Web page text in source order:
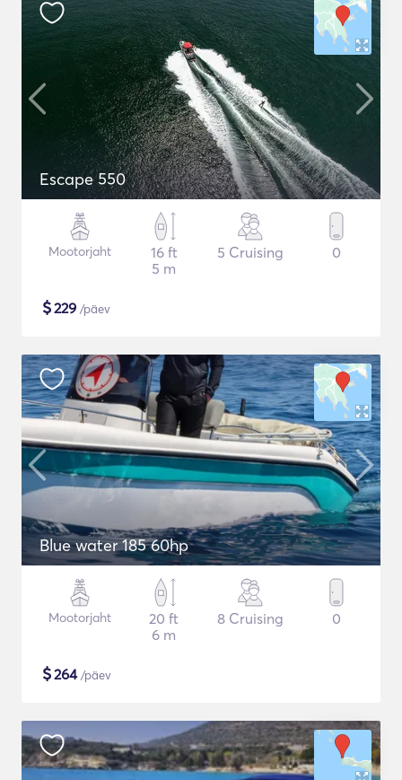
Escape 550
Mootorjaht
16 ft
5 m
5 Cruising 0
$229 /päev
Blue water 185 60hp
Mootorjaht
20 ft
6 m
8 Cruising 0
$264/päev